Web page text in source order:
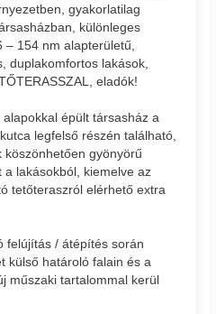
gyakorlatilag
különleges
154 nm alapterületű,
duplakomfortos lakások,
eladók!
épült társasház a
legfelső részén található,
gyönyörű
lakásokból, kiemelve az
tetőteraszról elérhető extra
felújítás / átépítés során
külső határoló falain és a
műszaki tartalommal kerül